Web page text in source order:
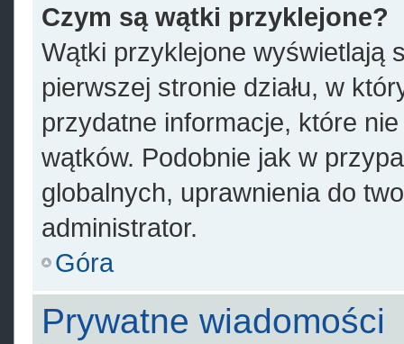
Czym są wątki przyklejone?
Wątki przyklejone wyświetlają
pierwszej stronie działu, w
przydatne informacje, które
wątków. Podobnie jak w
globalnych, uprawnienia do
administrator.
Góra
Prywatne wiadomości